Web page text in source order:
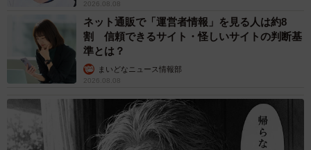
2026.08.08
ネット通販で「運営者情報」を見る人は約8
割 信頼できるサイト・怪しいサイトの判断基
準とは？
まいどなニュース情報部
2026.08.08